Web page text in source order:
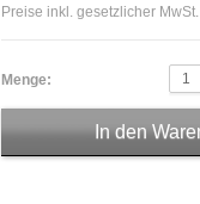
Preise inkl. gesetzlicher MwSt.
Menge: 1